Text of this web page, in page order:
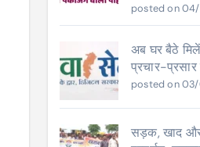
posted on
अब घर बैठे
प्रचार-प्रसार
posted on
सड़क, खाद